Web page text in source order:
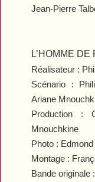
Jean-Pierre
L’HOMME DE
Réalisateur :
Scénario :
Ariane
Production :
Mnouchkine
Photo :
Montage :
Bande originale